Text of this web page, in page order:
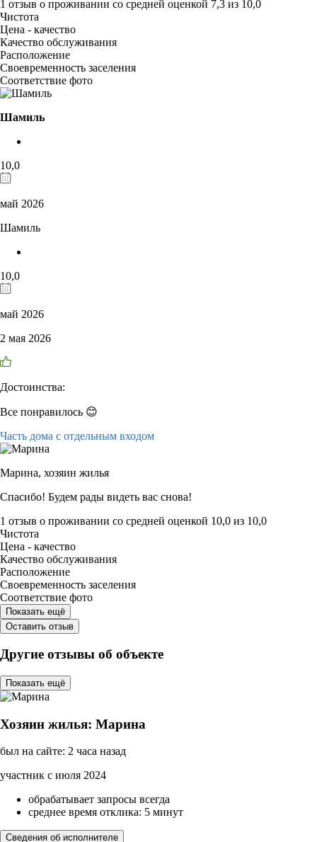
1 отзыв о проживании со средней оценкой 7,3 из 10,0
Чистота
Цена - качество
Качество обслуживания
Расположение
Своевременность заселения
Соответствие фото
Шамиль
10,0
май 2026
Шамиль
10,0
май 2026
2 мая 2026
Достоинства:
Все понравилось 😊
Часть дома с отдельным входом
Марина, хозяин жилья
Спасибо! Будем рады видеть вас снова!
1 отзыв о проживании со средней оценкой 10,0 из 10,0
Чистота
Цена - качество
Качество обслуживания
Расположение
Своевременность заселения
Соответствие фото
Показать ещё
Оставить отзыв
Другие отзывы об объекте
Показать ещё
Хозяин жилья: Марина
был на сайте: 2 часа назад
участник с июля 2024
обрабатывает запросы всегда
среднее время отклика: 5 минут
Сведения об исполнителе